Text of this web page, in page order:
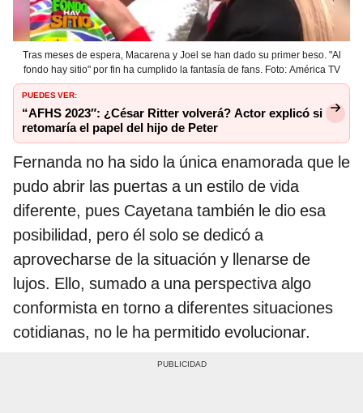
Tras meses de espera, Macarena y Joel se han dado su primer beso. "Al
fondo hay sitio" por fin ha cumplido la fantasía de fans. Foto: América TV
PUEDES VER:
“AFHS 2023″: ¿César Ritter volverá? Actor explicó si
retomaría el papel del hijo de Peter
Fernanda no ha sido la única enamorada que le
pudo abrir las puertas a un estilo de vida
diferente, pues Cayetana también le dio esa
posibilidad, pero él solo se dedicó a
aprovecharse de la situación y llenarse de
lujos. Ello, sumado a una perspectiva algo
conformista en torno a diferentes situaciones
cotidianas, no le ha permitido evolucionar.